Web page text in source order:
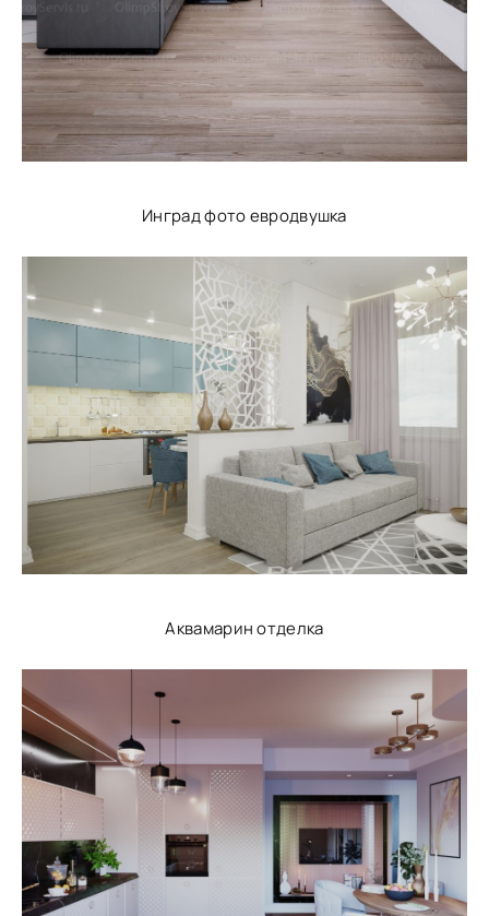
Инград фото евродвушка
Аквамарин отделка